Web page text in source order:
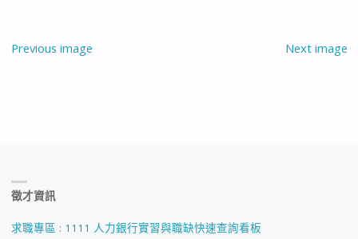
Previous image Next image
徵才資訊
求職專區 : 1111 人力銀行實習與職缺快速查詢看板